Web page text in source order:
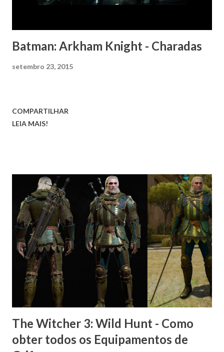
Batman: Arkham Knight - Charadas
setembro 23, 2015
COMPARTILHAR
LEIA MAIS!
The Witcher 3: Wild Hunt - Como
obter todos os Equipamentos de